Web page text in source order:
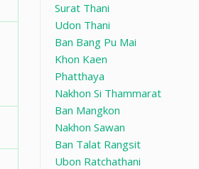
Surat Thani
Udon Thani
Ban Bang Pu Mai
Khon Kaen
Phatthaya
Nakhon Si Thammarat
Ban Mangkon
Nakhon Sawan
Ban Talat Rangsit
Ubon Ratchathani